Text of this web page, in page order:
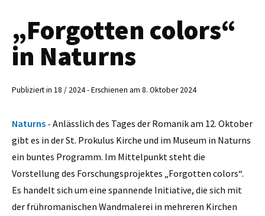
„Forgotten colors“
in Naturns
Publiziert in 18 / 2024 - Erschienen am 8. Oktober 2024
Naturns - Anlässlich des Tages der Romanik am 12. Oktober
gibt es in der St. Prokulus Kirche und im Museum in Naturns
ein buntes Programm. Im Mittelpunkt steht die
Vorstellung des Forschungsprojektes „Forgotten colors“.
Es handelt sich um eine spannende Initiative, die sich mit
der frühromanischen Wandmalerei in mehreren Kirchen